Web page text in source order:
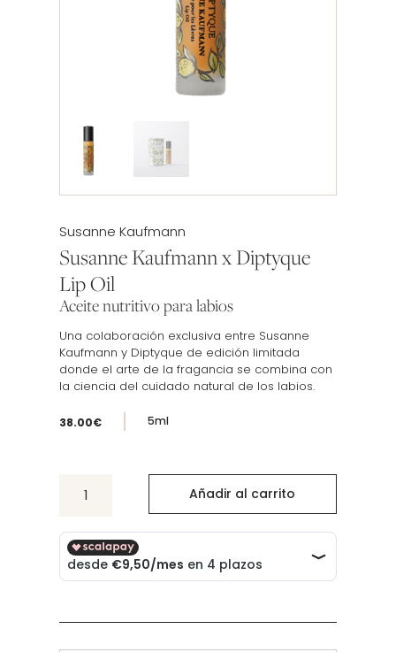
Susanne Kaufmann
Susanne Kaufmann x Diptyque
Lip Oil
Aceite nutritivo para labios
Una colaboración exclusiva entre Susanne
Kaufmann y Diptyque de edición limitada
donde el arte de la fragancia se combina con
la ciencia del cuidado natural de los labios.
38.00€ 5ml
Kaufmann
Diptyque
Lip
Oil
cantidad
Añadir al carrito